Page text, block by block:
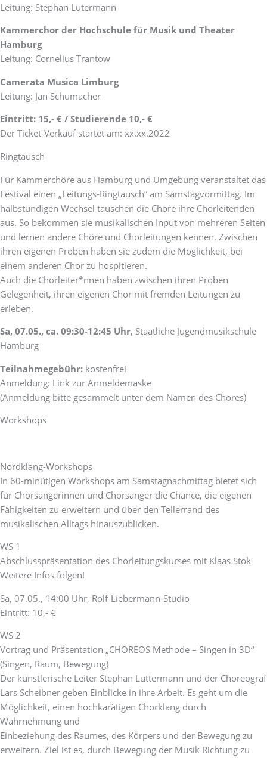
Leitung: Stephan Lutermann
Kammerchor der Hochschule für Musik und Theater
Hamburg
Leitung: Cornelius Trantow
Camerata Musica Limburg
Leitung: Jan Schumacher
Eintritt: 15,- € / Studierende 10,- €
Der Ticket-Verkauf startet am: xx.xx.2022
Ringtausch
Für Kammerchöre aus Hamburg und Umgebung veranstaltet das
Festival einen „Leitungs-Ringtausch“ am Samstagvormittag. Im
halbstündigen Wechsel tauschen die Chöre ihre Chorleitenden
aus. So bekommen sie musikalischen Input von mehreren Seiten
und lernen andere Chöre und Chorleitungen kennen. Zwischen
ihren eigenen Proben haben sie zudem die Möglichkeit, bei
einem anderen Chor zu hospitieren.
Auch die Chorleiter*nnen haben zwischen ihren Proben
Gelegenheit, ihren eigenen Chor mit fremden Leitungen zu
erleben.
Sa, 07.05., ca. 09:30-12:45 Uhr, Staatliche Jugendmusikschule
Hamburg
Teilnahmegebühr: kostenfrei
Anmeldung: Link zur Anmeldemaske
(Anmeldung bitte gesammelt unter dem Namen des Chores)
Workshops
Nordklang-Workshops
In 60-minütigen Workshops am Samstagnachmittag bietet sich
für Chorsängerinnen und Chorsänger die Chance, die eigenen
Fähigkeiten zu erweitern und über den Tellerrand des
musikalischen Alltags hinauszublicken.
WS 1
Abschlusspräsentation des Chorleitungskurses mit Klaas Stok
Weitere Infos folgen!
Sa, 07.05., 14:00 Uhr, Rolf-Liebermann-Studio
Eintritt: 10,- €
WS 2
Vortrag und Präsentation „CHOREOS Methode – Singen in 3D“
(Singen, Raum, Bewegung)
Der künstlerische Leiter Stephan Luttermann und der Choreograf
Lars Scheibner geben Einblicke in ihre Arbeit. Es geht um die
Möglichkeit, einen hochkarätigen Chorklang durch
Wahrnehmung und
Einbeziehung des Raumes, des Körpers und der Bewegung zu
erweitern. Ziel ist es, durch Bewegung der Musik Richtung zu